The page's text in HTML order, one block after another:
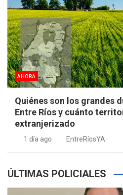
AHORA
Quiénes son los grandes
Entre Ríos y cuánto
extranjerizado
1 día ago EntreRíosYA
ÚLTIMAS POLICIALES